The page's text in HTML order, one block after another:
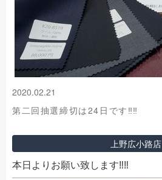
2020.02.21
第二回抽選締切は24日です‼‼
上野広小路店
本日よりお願い致します‼‼